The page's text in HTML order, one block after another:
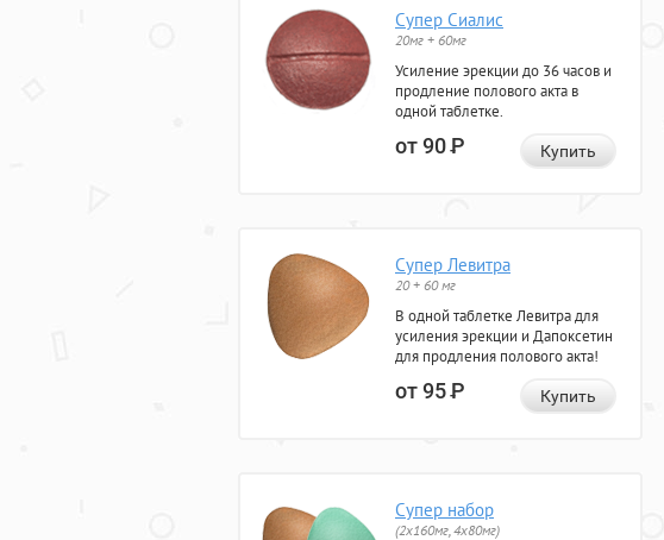
Супер Сиалис
20мг + 60мг
Усиление эрекции до 36 часов и
продление полового акта в
одной таблетке.
от 90Р Купить
Супер Левитра
20 + 60 мг
В одной таблетке Левитра для
усиления эрекции и Дапоксетин
для продления полового акта!
от 95Р Купить
Супер набор
(2х160мг, 4х80мг)